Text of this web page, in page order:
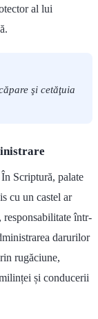
al lui
şi cetăţuia
Scriptură, palate
cu un castel ar
responsabilitate într-
darurilor
rugăciune,
și conducerii